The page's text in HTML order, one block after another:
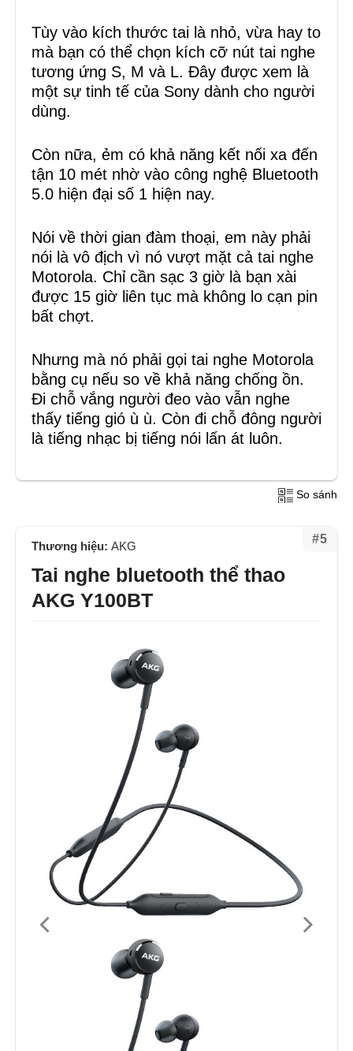
Tùy vào kích thước tai là nhỏ, vừa hay to
mà bạn có thể chọn kích cỡ nút tai nghe
tương ứng S, M và L. Đây được xem là
một sự tinh tế của Sony dành cho người
dùng.
Còn nữa, ẻm có khả năng kết nối xa đến
tận 10 mét nhờ vào công nghệ Bluetooth
5.0 hiện đại số 1 hiện nay.
Nói về thời gian đàm thoại, em này phải
nói là vô địch vì nó vượt mặt cả tai nghe
Motorola. Chỉ cần sạc 3 giờ là bạn xài
được 15 giờ liên tục mà không lo cạn pin
bất chợt.
Nhưng mà nó phải gọi tai nghe Motorola
bằng cụ nếu so về khả năng chống ồn.
Đi chỗ vắng người đeo vào vẫn nghe
thấy tiếng gió ù ù. Còn đi chỗ đông người
là tiếng nhạc bị tiếng nói lấn át luôn.
So sánh
#5
Thương hiệu: AKG
Tai nghe bluetooth thể thao
AKG Y100BT